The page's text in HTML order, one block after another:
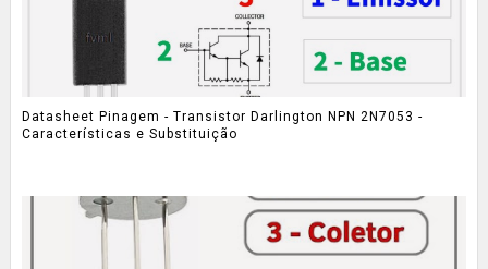
Datasheet Pinagem - Transistor Darlington NPN 2N7053 -
Características e Substituição